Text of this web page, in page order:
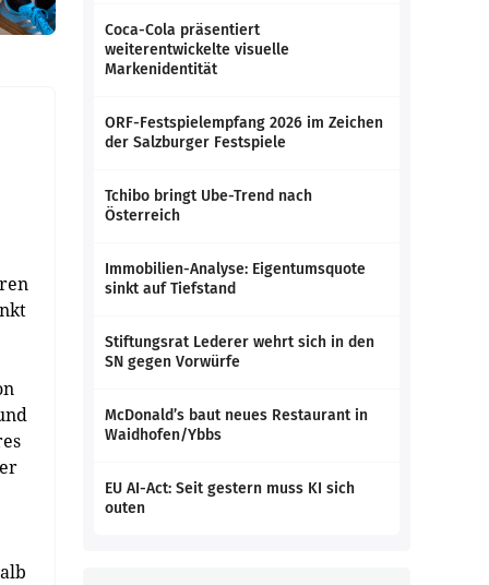
Coca-Cola präsentiert
weiterentwickelte visuelle
Markenidentität
ORF-Festspielempfang 2026 im Zeichen
der Salzburger Festspiele
Tchibo bringt Ube-Trend nach
Österreich
Immobilien-Analyse: Eigentumsquote
sinkt auf Tiefstand
Stiftungsrat Lederer wehrt sich in den
SN gegen Vorwürfe
McDonald’s baut neues Restaurant in
Waidhofen/Ybbs
EU AI-Act: Seit gestern muss KI sich
outen